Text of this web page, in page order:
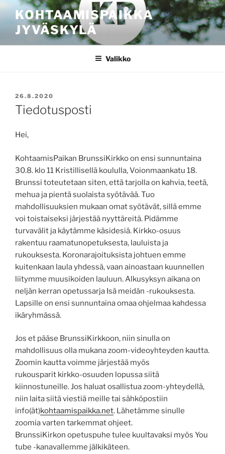
sisältöönKOHTAAMISPAIKKA
JYVÄSKYLÄ
Valikko
JULKAISTU
26.8.2020
Tiedotusposti
Hei,
KohtaamisPaikan BrunssiKirkko on ensi sunnuntaina
30.8. klo 11 Kristillisellä koululla, Voionmaankatu 18.
Brunssi toteutetaan siten, että tarjolla on kahvia, teetä,
mehua ja pientä suolaista syötävää. Tuo
mahdollisuuksien mukaan omat syötävät, sillä emme
voi toistaiseksi järjestää nyyttäreitä. Pidämme
turvavälit ja käytämme käsidesiä. Kirkko-osuus
rakentuu raamatunopetuksesta, lauluista ja
rukouksesta. Koronarajoituksista johtuen emme
kuitenkaan laula yhdessä, vaan ainoastaan kuunnellen
liitymme muusikoiden lauluun. Alkusyksyn aikana on
neljän kerran opetussarja Isä meidän -rukouksesta.
Lapsille on ensi sunnuntaina omaa ohjelmaa kahdessa
ikäryhmässä.
Jos et pääse BrunssiKirkkoon, niin sinulla on
mahdollisuus olla mukana zoom-videoyhteyden kautta.
Zoomin kautta voimme järjestää myös
rukousparit kirkko-osuuden lopussa siitä
kiinnostuneille. Jos haluat osallistua zoom-yhteydellä,
niin laita siitä viestiä meille tai sähköpostiin
info(ät)kohtaamispaikka.net. Lähetämme sinulle
zoomia varten tarkemmat ohjeet.
BrunssiKirkon opetuspuhe tulee kuultavaksi myös You
tube -kanavallemme jälkikäteen.